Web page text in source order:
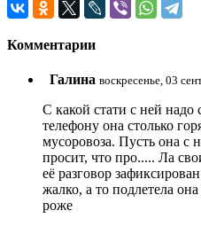
Комментарии
Галина воскресенье, 03
С какой стати с ней надо
телефону она столько
мусоровоза. Пусть она с
просит, что про..... Ла
её разговор
жалко, а то подлетела
роже